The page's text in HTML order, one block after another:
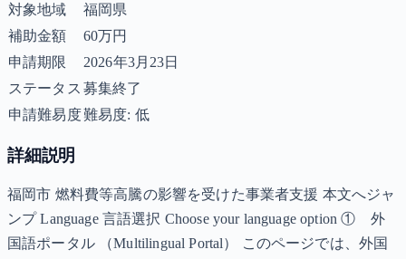
対象地域
福岡県
補助金額
60万円
申請期限
2026年3月23日
ステータス 募集終了
申請難易度難易度: 低
詳細説明
福岡市 燃料費等高騰の影響を受けた事業者支援 本文へジャ
ンプ Language 言語選択 Choose your language option ① 外
国語ポータル （Multilingual Portal） このページでは、外国